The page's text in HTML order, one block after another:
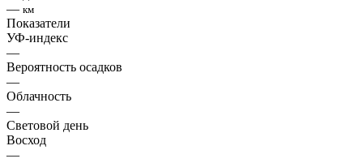
— км
Показатели
УФ-индекс
—
Вероятность осадков
—
Облачность
—
Световой день
Восход
—